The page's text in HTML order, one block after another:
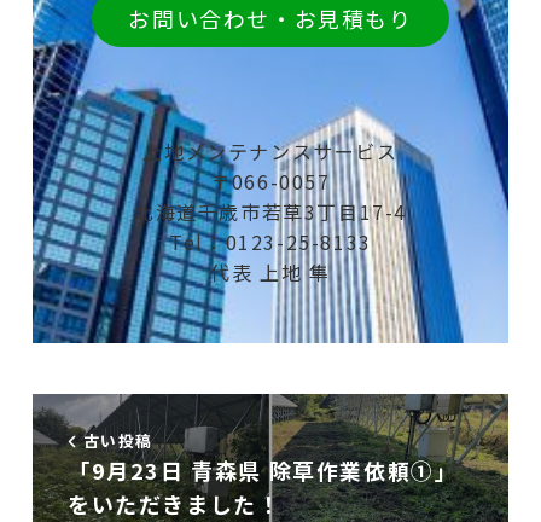
お問い合わせ・お見積もり
上地メンテナンスサービス
〒066-0057
北海道千歳市若草3丁目17-4
Tel：0123-25-8133
代表 上地 隼
古い投稿
「9月23日 青森県 除草作業依頼①」
をいただきました！